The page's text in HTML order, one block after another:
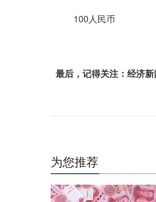
100人民
最后，记得关注：经济
为您推荐